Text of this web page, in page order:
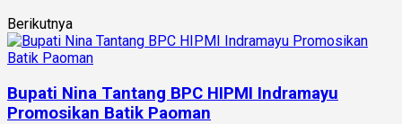
Berikutnya
Bupati Nina Tantang BPC HIPMI Indramayu
Promosikan Batik Paoman